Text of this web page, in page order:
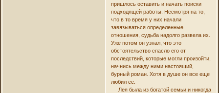
пришлось оставить и начать поиски
подходящей работы. Несмотря на то,
что в то время у них начали
завязываться определенные
отношения, судьба надолго развела их.
Уже потом он узнал, что это
обстоятельство спасло его от
последствий, которые могли произойти,
начнись между ними настоящий,
бурный роман. Хотя в душе он все еще
любил ее.
Лея была из богатой семьи и никогда